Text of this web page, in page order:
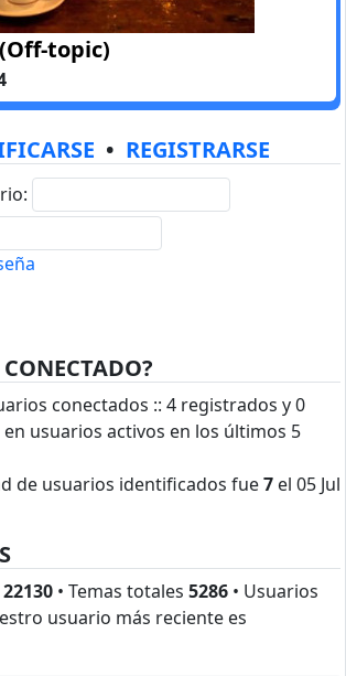
topic)
• REGISTRARSE
conectados :: 4 registrados y 0
usuarios activos en los últimos 5
de usuarios identificados fue7 el 05 Jul
22130 • Temas totales 5286 • Usuarios
usuario más reciente es